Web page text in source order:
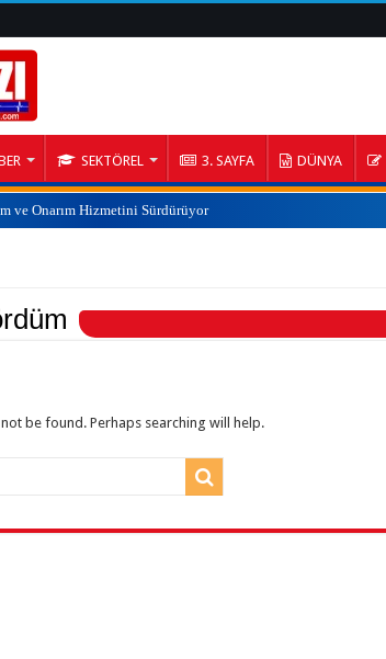
SEKTÖREL 3. SAYFA DÜNYA
ve Onarım Hizmetini Sürdürüyor
be found. Perhaps searching will help.